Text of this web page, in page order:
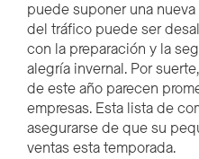
puede suponer una
del tráfico puede ser
con la preparación y la
alegría invernal. Por
de este año parecen
empresas. Esta lista de
asegurarse de que su
ventas esta temporada.